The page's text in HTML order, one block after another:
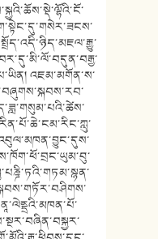
འཇམ་མགོན་ས་